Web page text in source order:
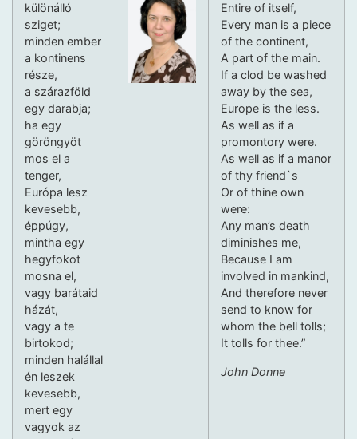
különálló
sziget;
minden ember
a kontinens
része,
a szárazföld
egy darabja;
ha egy
göröngyöt
mos el a
tenger,
Európa lesz
kevesebb,
éppúgy,
mintha egy
hegyfokot
mosna el,
vagy barátaid
házát,
vagy a te
birtokod;
minden halállal
én leszek
kevesebb,
mert egy
vagyok az
Entire of itself,
Every man is a piece
of the continent,
A part of the main.
If a clod be washed
away by the sea,
Europe is the less.
As well as if a
promontory were.
As well as if a manor
of thy friend`s
Or of thine own
were:
Any man’s death
diminishes me,
Because I am
involved in mankind,
And therefore never
send to know for
whom the bell tolls;
It tolls for thee.”
John Donne